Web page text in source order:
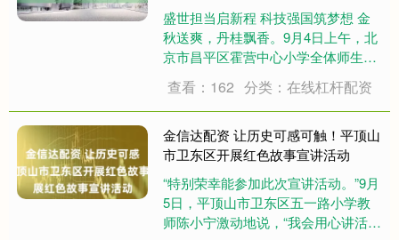
盛世担当启新程 科技强国筑梦想 金
秋送爽，丹桂飘香。9月4日上午，北
京市昌平区霍营中心小学全体师生齐
学典礼。原北理工大学博士生导师、
机械工程与自动化学院科研副院长陆
际联教授、北京航空航天大学博士生
导师、机....
查看：162 分类：在线杠杆配资
金信达配资 让历史可感可触！平顶山
市卫东区开展红色故事宣讲活动
“特别荣幸能参加此次宣讲活动。”9月
5日，平顶山市卫东区五一路小学教
师陈小宁激动地说，“我会用心讲活每